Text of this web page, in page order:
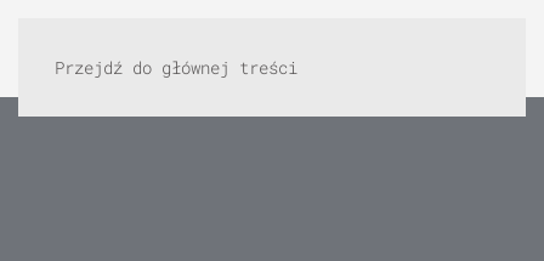
Przejdź do głównej treści